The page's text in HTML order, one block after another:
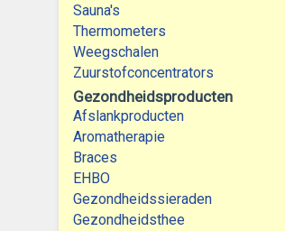
Sauna's
Thermometers
Weegschalen
Zuurstofconcentrators
Gezondheidsproducten
Afslankproducten
Aromatherapie
Braces
EHBO
Gezondheidssieraden
Gezondheidsthee